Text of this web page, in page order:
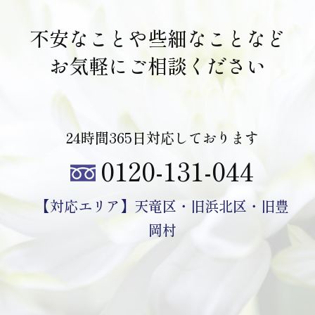
不安なことや些細なことなど
お気軽にご相談ください
24時間365日対応しております
0120-131-044
【対応エリア】 天竜区・旧浜北区・旧豊
岡村